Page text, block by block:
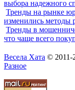
выбора надежного
Тренды на рынке
изменились методы
Тренды в
что чаще всего
Весела Хата © 2011-
Разное